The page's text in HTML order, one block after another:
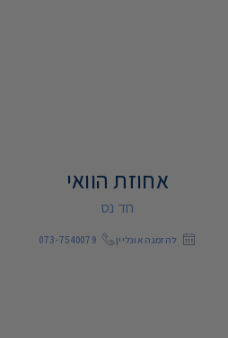
אחוזת הוואי
חד נס
להזמנה אונליין 073-7540079